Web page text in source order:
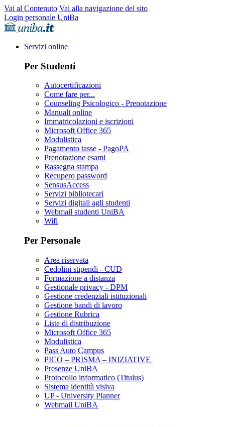
Vai al Contenuto Vai alla navigazione del sito
Login personale UniBa
Servizi online
Per Studenti
Autocertificazioni
Come fare per...
Counseling Psicologico - Prenotazione
Manuali online
Immatricolazioni e iscrizioni
Microsoft Office 365
Modulistica
Pagamento tasse - PagoPA
Prenotazione esami
Rassegna stampa
Recupero password
SensusAccess
Servizi bibliotecari
Servizi digitali agli studenti
Webmail studenti UniBA
Wifi
Per Personale
Area riservata
Cedolini stipendi - CUD
Formazione a distanza
Gestionale privacy - DPM
Gestione credenziali istituzionali
Gestione bandi di lavoro
Gestione Rubrica
Liste di distribuzione
Microsoft Office 365
Modulistica
Pass Auto Campus
PICO – PRISMA – INIZIATIVE
Presenze UniBA
Protocollo informatico (Titulus)
Sistema identità visiva
UP - University Planner
Webmail UniBA